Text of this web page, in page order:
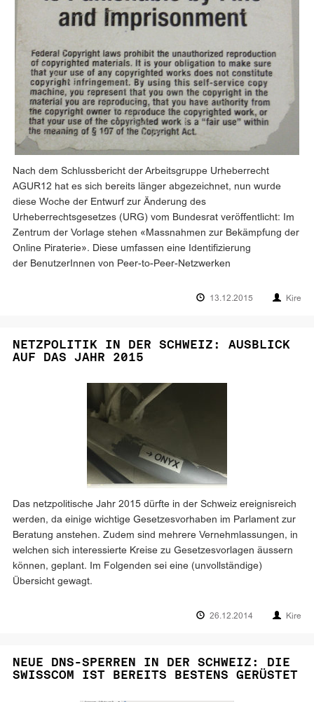
Nach dem Schlussbericht der Arbeitsgruppe Urheberrecht
AGUR12 hat es sich bereits länger abgezeichnet, nun wurde
diese Woche der Entwurf zur Änderung des
Urheberrechtsgesetzes (URG) vom Bundesrat veröffentlicht: Im
Zentrum der Vorlage stehen «Massnahmen zur Bekämpfung der
Online Piraterie». Diese umfassen eine Identifizierung
der BenutzerInnen von Peer-to-Peer-Netzwerken
13.12.2015 Kire
NETZPOLITIK IN DER SCHWEIZ: AUSBLICK
AUF DAS JAHR 2015
Das netzpolitische Jahr 2015 dürfte in der Schweiz ereignisreich
werden, da einige wichtige Gesetzesvorhaben im Parlament zur
Beratung anstehen. Zudem sind mehrere Vernehmlassungen, in
welchen sich interessierte Kreise zu Gesetzesvorlagen äussern
können, geplant. Im Folgenden sei eine (unvollständige)
Übersicht gewagt.
26.12.2014 Kire
NEUE DNS-SPERREN IN DER SCHWEIZ: DIE
SWISSCOM IST BEREITS BESTENS GERÜSTET